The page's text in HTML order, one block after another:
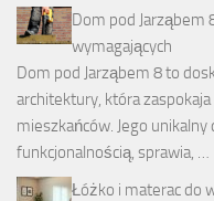
Dom pod Jarząbem
wymagających
Dom pod Jarząbem 8 to
architektury, która
mieszkańców. Jego
funkcjonalnością, sprawia, …
Łóżko i materac do